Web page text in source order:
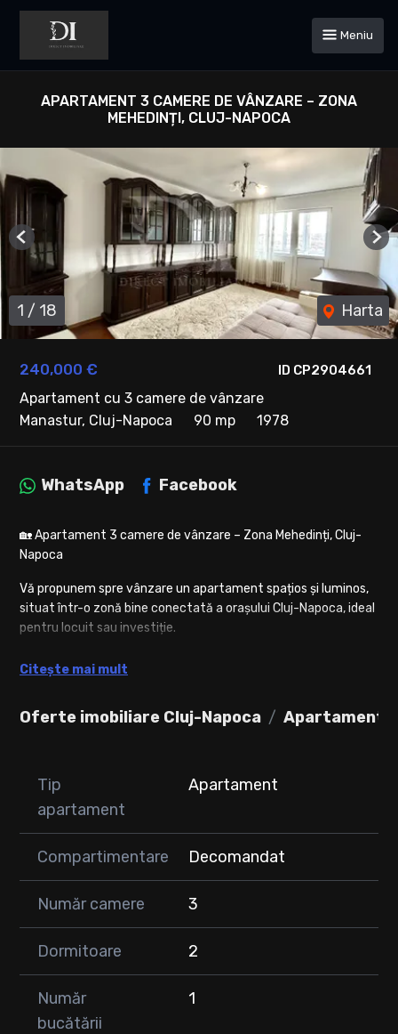
Meniu
APARTAMENT 3 CAMERE DE VÂNZARE – ZONA
MEHEDINȚI, CLUJ-NAPOCA
ID CP2904661
240,000 €
Apartament cu 3 camere de vânzare
Manastur, Cluj-Napoca
90 mp 1978
1 / 18 Harta
Previous
Oferte imobiliare Cluj-Napoca Apartamente
WhatsApp Facebook
🏡 Apartament 3 camere de vânzare – Zona Mehedinți, Cluj-
Napoca
Vă propunem spre vânzare un apartament spațios și luminos,
situat într-o zonă bine conectată a orașului Cluj-Napoca, ideal
pentru locuit sau investiție.
📐 Suprafață utilă: 90 mp
🏢 Etaj: 10 din 10
• Living generos
• 2 dormitoare
• Baie
• Dressing
🔥 Confort și dotări:
• Centrală termică proprie
🚍 Acces excelent:
Citește mai mult
Tip
apartament
Apartament
Compartimentare Decomandat
Număr camere 3
Dormitoare 2
Număr
bucătării
1